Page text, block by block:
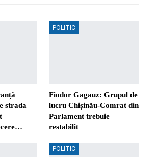
strada
POLITIC
Fiodor Gagauz: Grupul de
lucru Chișinău-Comrat din
Parlament trebuie
restabilit
POLITIC